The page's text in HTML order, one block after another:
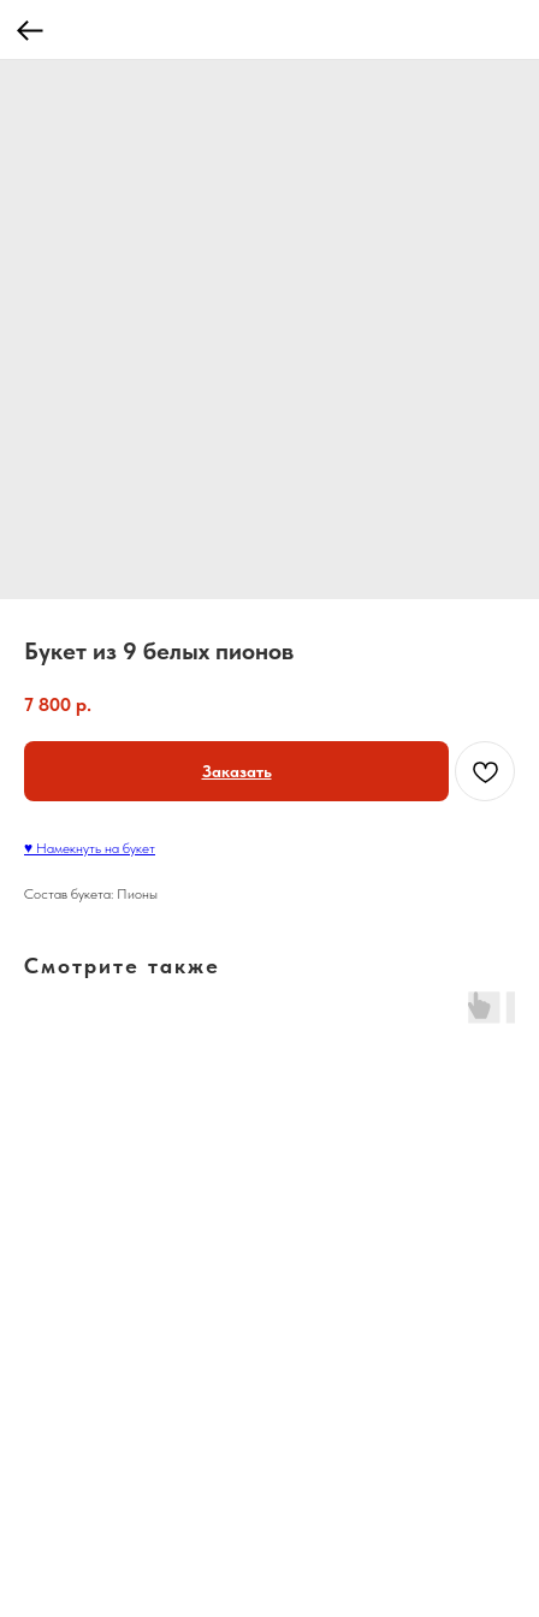
Букет из 9 белых пионов
7 800 р.
Заказать
♥ Намекнуть на букет
Состав букета: Пионы
Смотрите также